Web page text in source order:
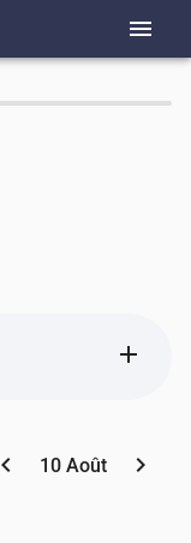
menu
add
chevron_left 10 Août chevron_right